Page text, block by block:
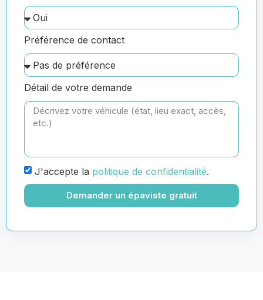
Préférence de contact
Détail de votre demande
J'accepte la politique de confidentialité.
Demander un épaviste gratuit